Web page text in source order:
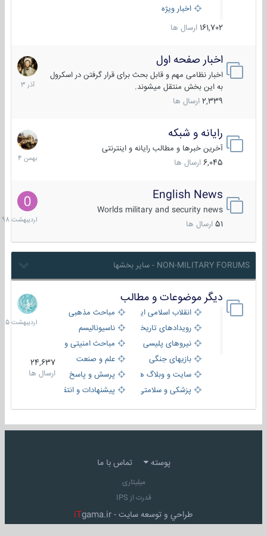
اخبار ویژه
161,702 ارسال ها
اخبار صفحه اول
اخبار نظامی مهم و قابل بحث برای قرار گرفتن در اسکرول
به این بخش منتقل میشوند.
2,339 ارسال ها
7
آذر
1403
رایانه و شبکه
آخرین خبرها و مطالب رایانه و اینترنتی
6,045 ارسال ها
30
بهمن
1404
English News
Worlds military and security news
51 ارسال ها
10
1398
NON-MILITARY FORUMS - سایر بخشها
دیگر موضوعات و مطالب
انقلاب اسلامی ایران
مباحث مذهبی
رویدادهای تاریخی و مذهبیناسیونالیسم
نیروهای پلیسی
مباحث امنیتی و اطلاعاتی
بازیهای جنگی
علم و صنعت
سایت و وبلاگ ها
پرسش و پاسخ
پزشکی و سلامتی
پیشنهادات و انتقادات
24,637
ارسال ها
8
1405
پوسته تماس با ما
میلیتاری
قدرت از IPS
طراحي و توسعه سايت - iTgama.ir